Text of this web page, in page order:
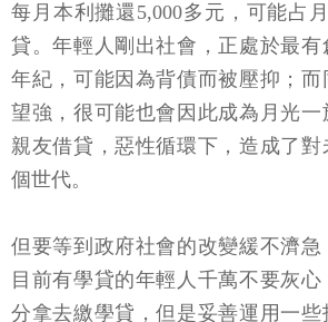
每月本利攤還5,000多元，可能占
貸。年輕人剛出社會，正處於最
年紀，可能因為背債而被壓抑；
望強，很可能也會因此成為月光
親友借貸，惡性循環下，造成了
個世代。
但要等到政府社會的改變緩不濟急
目前有學貸的年輕人千萬不要灰
分拿去繳學貸，但是妥善運用一些